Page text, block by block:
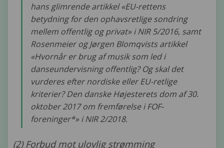
hans glimrende artikkel «EU-rettens
betydning for den ophavsretlige sondring
mellem offentlig og privat» i NIR 5/2016, samt
Rosenmeier og Jørgen Blomqvists artikkel
«Hvornår er brug af musik som led i
danseundervisning offentlig? Og skal det
vurderes efter nordiske eller EU-retlige
kriterier? Den danske Højesterets dom af 30.
oktober 2017 om fremførelse i FOF-
foreninger*» i NIR 2/2018.
(2) Forbud mot ulovlig strømming